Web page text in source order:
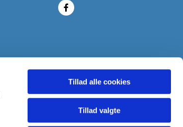
Tillad alle cookies
Tillad valgte